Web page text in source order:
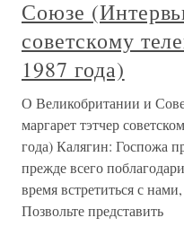
Союзе
советскому
1987 года)
О Великобритании и
маргарет тэтчер
года) Калягин: Госпожа
прежде всего
время встретиться с
Позвольте представить